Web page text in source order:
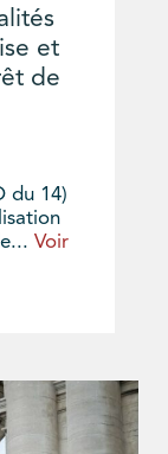
et
de
du 14)
Voir